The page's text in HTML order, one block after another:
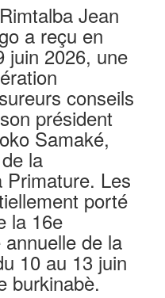
Jean
a reçu en
juin 2026, une
conseils
président
Samaké,
la
Primature. Les
porté
la 16e
de la
10 au 13 juin
burkinabè.